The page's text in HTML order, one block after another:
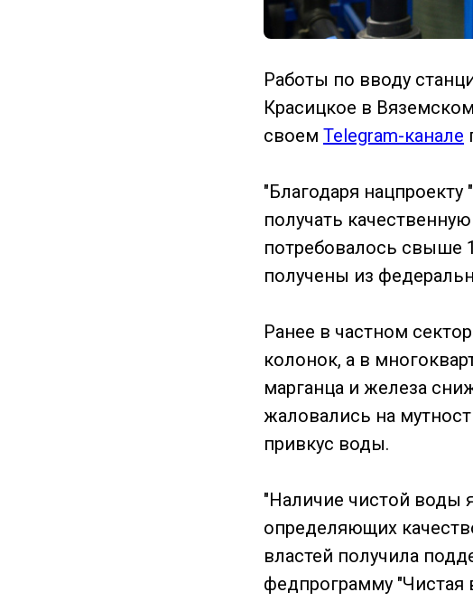
Работы по вводу
Красицкое в
своем Telegram-канале
"Благодаря
получать
потребовалось свыше
получены из
Ранее в частном
колонок, а в
марганца и железа
жаловались на
привкус воды.
"Наличие чистой воды
определяющих
властей получила
федпрограмму "Чистая